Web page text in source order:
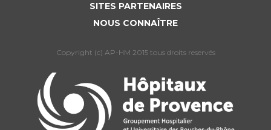
SITES PARTENAIRES
NOUS CONNAÎTRE
Copyright (c) AP-HM 2015 tous droits reservés